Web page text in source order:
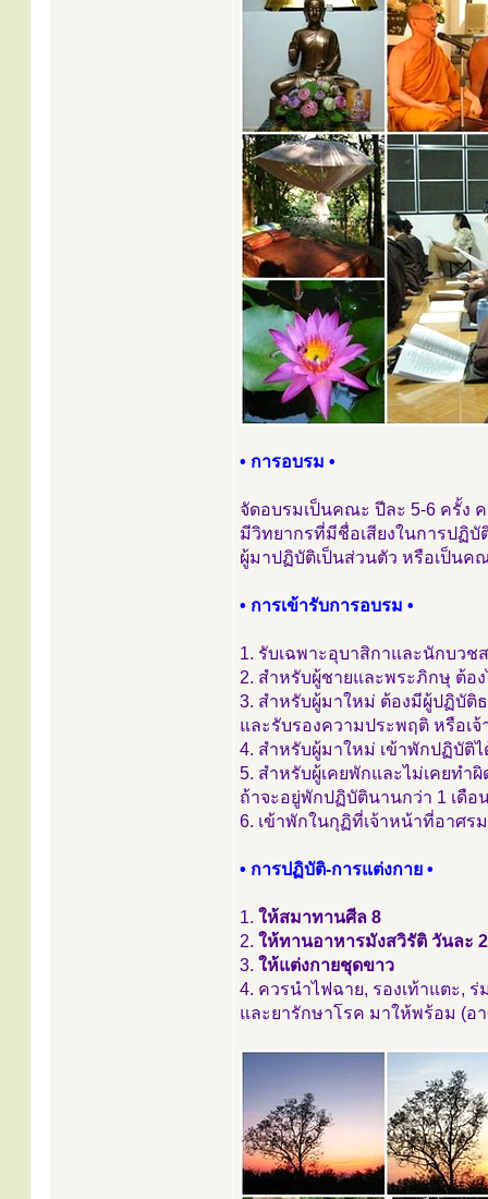
• การอบรม •
จัดอบรมเป็นคณะ ปีละ 5-6 ครั้ง
มีวิทยากรที่มีชื่อเสียงในการปฏิ
ผู้มาปฏิบัติเป็นส่วนตัว หรือเป็นค
• การเข้ารับการอบรม •
1. รับเฉพาะอุบาสิกาและนักบวช
2. สำหรับผู้ชายและพระภิกษุ ต้อ
3. สำหรับผู้มาใหม่ ต้องมีผู้ปฏิบัติ
และรับรองความประพฤติ หรือเ
4. สำหรับผู้มาใหม่ เข้าพักปฏิบัติไ
5. สำหรับผู้เคยพักและไม่เคยทำผิ
ถ้าจะอยู่พักปฏิบัตินานกว่า 1 เดื
6. เข้าพักในกุฏิที่เจ้าหน้าที่อาศร
• การปฏิบัติ-การแต่งกาย •
1. ให้สมาทานศีล 8
2. ให้ทานอาหารมังสวิรัติ วันละ
3. ให้แต่งกายชุดขาว
4. ควรนำไฟฉาย, รองเท้าแตะ,
และยารักษาโรค มาให้พร้อม (อ